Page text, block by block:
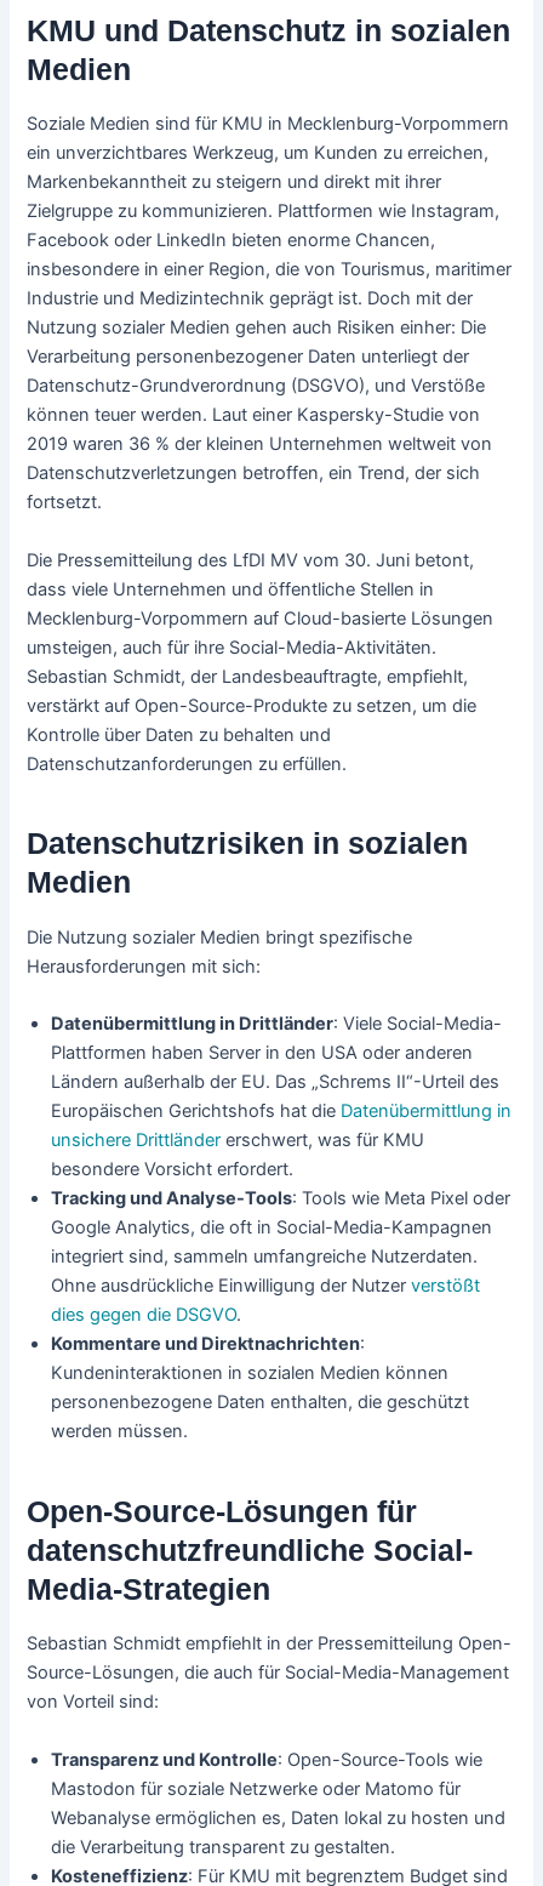
KMU und Datenschutz in sozialen
Medien
Soziale Medien sind für KMU in Mecklenburg-Vorpommern
ein unverzichtbares Werkzeug, um Kunden zu erreichen,
Markenbekanntheit zu steigern und direkt mit ihrer
Zielgruppe zu kommunizieren. Plattformen wie Instagram,
Facebook oder LinkedIn bieten enorme Chancen,
insbesondere in einer Region, die von Tourismus, maritimer
Industrie und Medizintechnik geprägt ist. Doch mit der
Nutzung sozialer Medien gehen auch Risiken einher: Die
Verarbeitung personenbezogener Daten unterliegt der
Datenschutz-Grundverordnung (DSGVO), und Verstöße
können teuer werden. Laut einer Kaspersky-Studie von
2019 waren 36 % der kleinen Unternehmen weltweit von
Datenschutzverletzungen betroffen, ein Trend, der sich
fortsetzt.
Die Pressemitteilung des LfDI MV vom 30. Juni betont,
dass viele Unternehmen und öffentliche Stellen in
Mecklenburg-Vorpommern auf Cloud-basierte Lösungen
umsteigen, auch für ihre Social-Media-Aktivitäten.
Sebastian Schmidt, der Landesbeauftragte, empfiehlt,
verstärkt auf Open-Source-Produkte zu setzen, um die
Kontrolle über Daten zu behalten und
Datenschutzanforderungen zu erfüllen.
Datenschutzrisiken in sozialen
Medien
Die Nutzung sozialer Medien bringt spezifische
Herausforderungen mit sich:
Datenübermittlung in Drittländer: Viele Social-Media-
Plattformen haben Server in den USA oder anderen
Ländern außerhalb der EU. Das „Schrems II“-Urteil des
Europäischen Gerichtshofs hat die Datenübermittlung in
unsichere Drittländer erschwert, was für KMU
besondere Vorsicht erfordert.
Tracking und Analyse-Tools: Tools wie Meta Pixel oder
Google Analytics, die oft in Social-Media-Kampagnen
integriert sind, sammeln umfangreiche Nutzerdaten.
Ohne ausdrückliche Einwilligung der Nutzerverstößt
dies gegen die DSGVO.
Kommentare und Direktnachrichten:
Kundeninteraktionen in sozialen Medien können
personenbezogene Daten enthalten, die geschützt
werden müssen.
Open-Source-Lösungen für
datenschutzfreundliche Social-
Media-Strategien
Sebastian Schmidt empfiehlt in der Pressemitteilung Open-
Source-Lösungen, die auch für Social-Media-Management
von Vorteil sind:
Transparenz und Kontrolle: Open-Source-Tools wie
Mastodon für soziale Netzwerke oder Matomo für
Webanalyse ermöglichen es, Daten lokal zu hosten und
die Verarbeitung transparent zu gestalten.
Kosteneffizienz: Für KMU mit begrenztem Budget sind